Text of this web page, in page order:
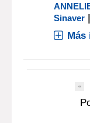
Sinaver |
Más